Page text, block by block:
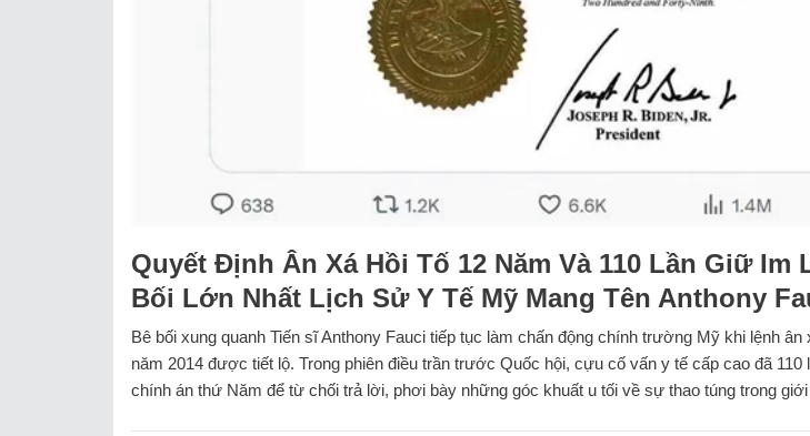
Quyết Định Ân Xá Hồi Tố 12 Năm Và 110 Lần Giữ Im
Bối Lớn Nhất Lịch Sử Y Tế Mỹ Mang Tên Anthony
Bê bối xung quanh Tiến sĩ Anthony Fauci tiếp tục làm chấn động chính trường Mỹ khi lệnh ân
năm 2014 được tiết lộ. Trong phiên điều trần trước Quốc hội, cựu cố vấn y tế cấp cao đã 110
chính án thứ Năm để từ chối trả lời, phơi bày những góc khuất u tối về sự thao túng trong